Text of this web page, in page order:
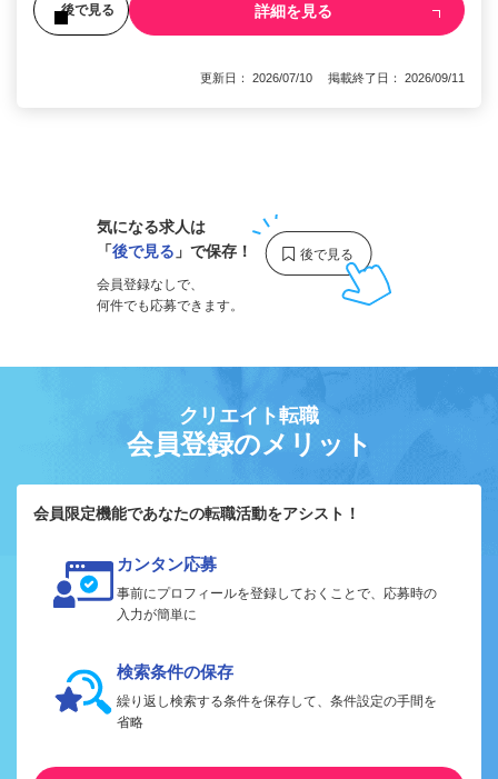
後で見る 詳細を見る
更新日： 2026/07/10 掲載終了日： 2026/09/11
気になる求人は
「後で見る 」で保存！
会員登録なしで、
何件でも応募できます。
クリエイト転職
会員登録のメリット
会員限定機能であなたの転職活動をアシスト！
カンタン応募
事前にプロフィールを登録しておくことで、応募時の
入力が簡単に
検索条件の保存
繰り返し検索する条件を保存して、条件設定の手間を
省略